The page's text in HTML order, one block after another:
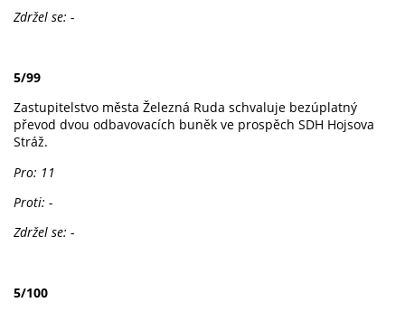
Zdržel se: -
5/99
Zastupitelstvo města Železná Ruda schvaluje bezúplatný
převod dvou odbavovacích buněk ve prospěch SDH Hojsova
Stráž.
Pro: 11
Proti: -
Zdržel se: -
5/100